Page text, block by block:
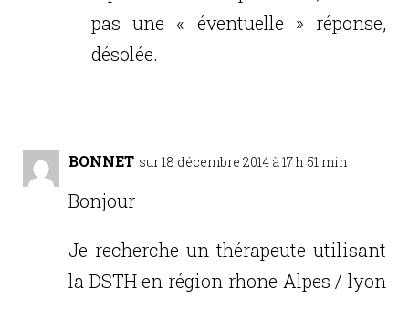
pas une « éventuelle » réponse,
désolée.
BONNET sur 18 décembre 2014 à 17 h 51 min
Bonjour
Je recherche un thérapeute utilisant
la DSTH en région rhone Alpes / lyon